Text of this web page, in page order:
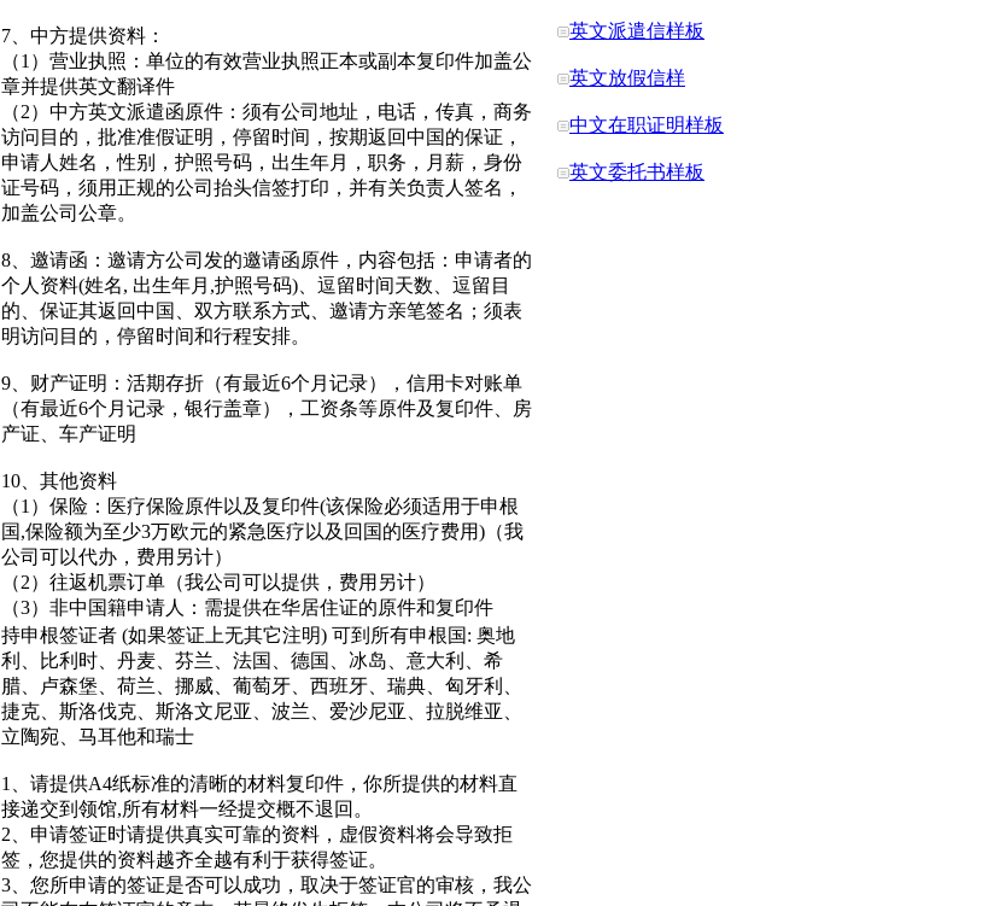
7、中方提供资料：
（1）营业执照：单位的有效营业执照正本或副本复印件加盖公
章并提供英文翻译件
（2）中方英文派遣函原件：须有公司地址，电话，传真，商务
访问目的，批准准假证明，停留时间，按期返回中国的保证，
申请人姓名，性别，护照号码，出生年月，职务，月薪，身份
证号码，须用正规的公司抬头信签打印，并有关负责人签名，
加盖公司公章。
8、邀请函：邀请方公司发的邀请函原件，内容包括：申请者的
个人资料(姓名, 出生年月,护照号码)、逗留时间天数、逗留目
的、保证其返回中国、双方联系方式、邀请方亲笔签名；须表
明访问目的，停留时间和行程安排。
9、财产证明：活期存折（有最近6个月记录），信用卡对账单
（有最近6个月记录，银行盖章），工资条等原件及复印件、房
产证、车产证明
10、其他资料
（1）保险：医疗保险原件以及复印件(该保险必须适用于申根
国,保险额为至少3万欧元的紧急医疗以及回国的医疗费用)（我
公司可以代办，费用另计）
（2）往返机票订单（我公司可以提供，费用另计）
（3）非中国籍申请人：需提供在华居住证的原件和复印件
持申根签证者 (如果签证上无其它注明) 可到所有申根国: 奥地
利、比利时、丹麦、芬兰、法国、德国、冰岛、意大利、希
腊、卢森堡、荷兰、挪威、葡萄牙、西班牙、瑞典、匈牙利、
捷克、斯洛伐克、斯洛文尼亚、波兰、爱沙尼亚、拉脱维亚、
立陶宛、马耳他和瑞士
1、请提供A4纸标准的清晰的材料复印件，你所提供的材料直
接递交到领馆,所有材料一经提交概不退回。
2、申请签证时请提供真实可靠的资料，虚假资料将会导致拒
签，您提供的资料越齐全越有利于获得签证。
3、您所申请的签证是否可以成功，取决于签证官的审核，我公
英文派遣信样板
英文放假信样
中文在职证明样板
英文委托书样板